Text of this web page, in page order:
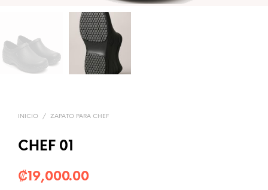
INICIO / ZAPATO PARA CHEF
CHEF 01
₡19,000.00